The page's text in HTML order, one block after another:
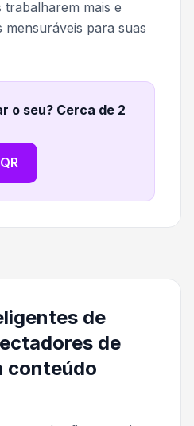
mais e
para suas
o seu? Cerca de 2
de
de
conteúdo